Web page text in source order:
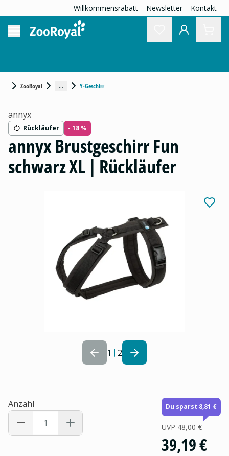
Willkommensrabatt Newsletter Kontakt
ZooRoyal ... Y-Geschirr
1 2
annyx
Rückläufer - 18 %
annyx Brustgeschirr Fun
schwarz XL | Rückläufer
Anzahl Du sparst 8,81 €
UVP 48,00 €
39,19 €